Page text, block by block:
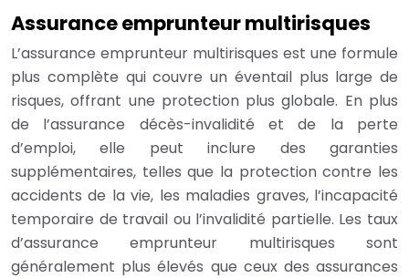
Assurance emprunteur multirisques
L’assurance emprunteur multirisques est une formule
plus complète qui couvre un éventail plus large de
risques, offrant une protection plus globale. En plus
de l’assurance décès-invalidité et de la perte
d’emploi, elle peut inclure des garanties
supplémentaires, telles que la protection contre les
accidents de la vie, les maladies graves, l’incapacité
temporaire de travail ou l’invalidité partielle. Les taux
d’assurance emprunteur multirisques sont
généralement plus élevés que ceux des assurances